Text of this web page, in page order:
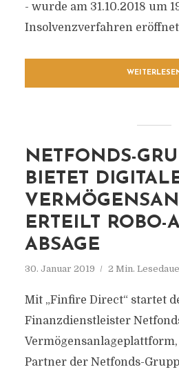
- wurde am 31.10.2018 um
Insolvenzverfahren
NETFONDS-
BIETET
ERTEILT ROBO-
ABSAGE
30. Januar 2019 2 Min.
Mit „Finfire Direct“ startet
Finanzdienstleister
Partner der Netfonds-